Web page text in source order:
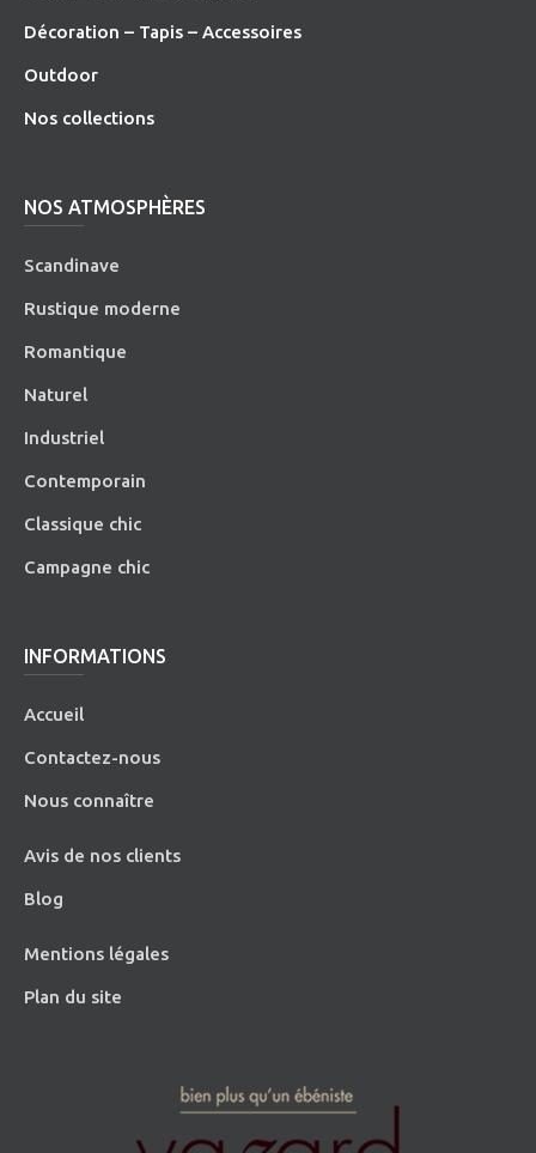
Décoration – Tapis – Accessoires
Outdoor
Nos collections
NOS ATMOSPHÈRES
Scandinave
Rustique moderne
Romantique
Naturel
Industriel
Contemporain
Classique chic
Campagne chic
INFORMATIONS
Accueil
Contactez-nous
Nous connaître
Avis de nos clients
Blog
Mentions légales
Plan du site